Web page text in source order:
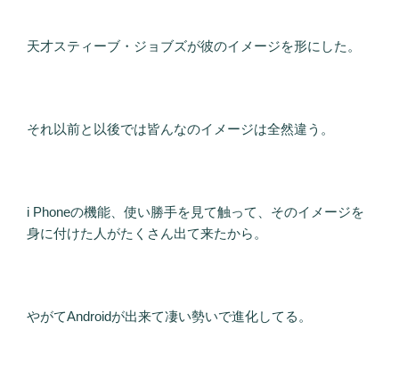
天才スティーブ・ジョブズが彼のイメージを形にした。
それ以前と以後では皆んなのイメージは全然違う。
i Phoneの機能、使い勝手を見て触って、そのイメージを
身に付けた人がたくさん出て来たから。
やがてAndroidが出来て凄い勢いで進化してる。